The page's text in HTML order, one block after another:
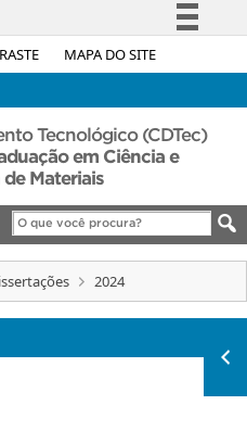
MAPA DO SITE
Simplifique!
Acesso à informação
Legislação
Canais
Tecnológico (CDTec)
em Ciência e
Materiais
2024